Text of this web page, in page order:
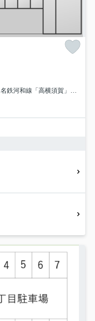
名鉄河和線「高横須賀」駅 徒歩15分